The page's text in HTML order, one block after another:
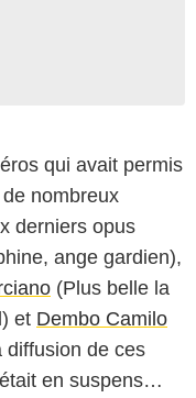
qui avait permis
nombreux
derniers opus
ange gardien),
(Plus belle la
et Dembo Camilo
diffusion de ces
en suspens…